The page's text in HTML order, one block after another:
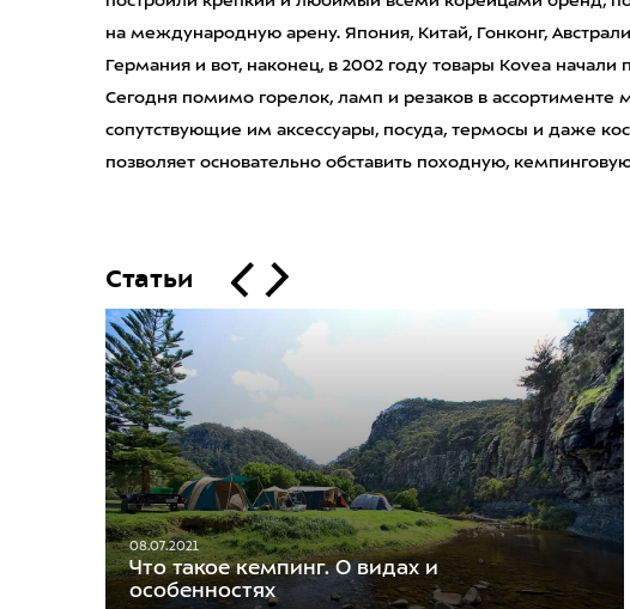
на международную арену. Япония, Китай, Гонконг,
Германия и вот, наконец, в 2002 году товары Kovea начали
Сегодня помимо горелок, ламп и резаков в ассортименте
сопутствующие им аксессуары, посуда, термосы и даже
позволяет основательно обставить походную,
Статьи
08.07.2021
Что такое кемпинг. О видах и
особенностях